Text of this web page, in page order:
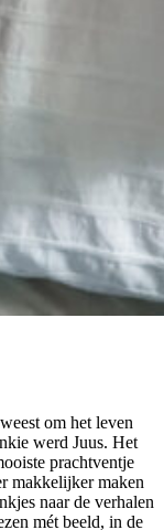
om het leven
werd Juus. Het
prachtventje
makkelijker maken
naar de verhalen
mét beeld, in de